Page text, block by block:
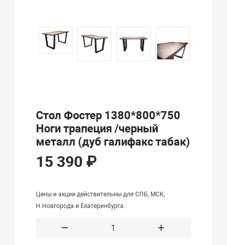
Стол Фостер 1380*800*750
Ноги трапеция /черный
металл (дуб галифакс табак)
15 390 ₽
Цены и акции действительны для СПБ, МСК,
Н.Новгорода и Екатеринбурга.